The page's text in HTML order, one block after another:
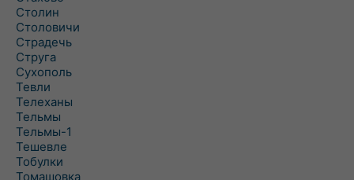
Столин
Столовичи
Страдечь
Струга
Сухополь
Тевли
Телеханы
Тельмы
Тельмы-1
Тешевле
Тобулки
Томашовка